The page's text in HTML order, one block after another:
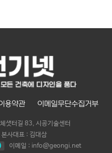
용약관 이메일무단수집거부
샛터길 83, 시공기술센터
본사대표 : 김대삼
이메일 : info@geongi.net